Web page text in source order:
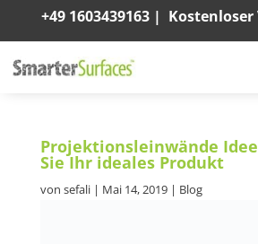
+49 1603439163| Kostenloser
Projektionsleinwände
Sie Ihr ideales Produkt
von sefali| Mai 14, 2019| Blog